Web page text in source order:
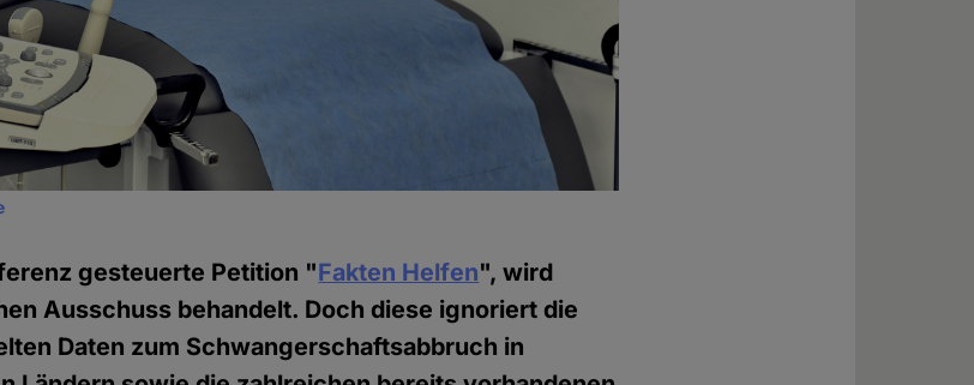
gesteuerte Petition "Fakten Helfen", wird
Ausschuss behandelt. Doch diese ignoriert die
Daten zum Schwangerschaftsabbruch in